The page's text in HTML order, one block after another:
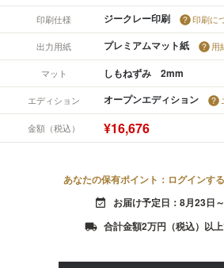
印刷仕様 ジークレー印刷 印刷に
出力用紙 プレミアムマット紙 用
マット しもねずみ 2mm
エディション オープンエディション
金額（税込） ¥16,676
あなたの保有ポイント：ログインす
event_available お届け予定日：8月23日
local_shipping 合計金額2万円（税込）以